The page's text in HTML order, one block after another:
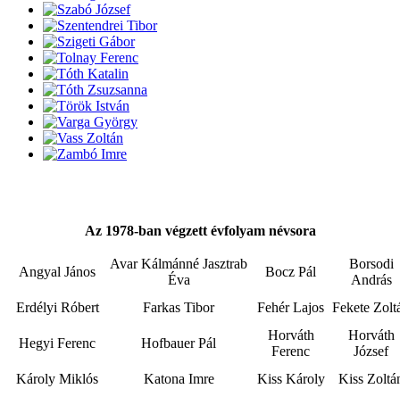
Az 1978-ban végzett évfolyam névsora
Angyal János
Avar Kálmánné Jasztrab
Éva
Bocz Pál
Borsodi
András
Erdélyi Róbert
Farkas Tibor Fehér Lajos Fekete
Hegyi Ferenc Hofbauer Pál
Horváth
Ferenc
Horváth
József
Károly Miklós
Katona Imre Kiss Károly
Kiss